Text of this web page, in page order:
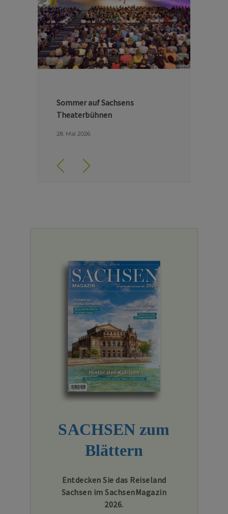
Hinter den Kulissen der Dresdner
Semperoper
29. April 2026
SACHSEN zum
Blättern
Entdecken Sie das Reiseland
Sachsen im SachsenMagazin
2026.